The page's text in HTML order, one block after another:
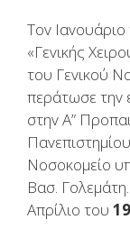
Τov Iαvoυάριo
«Γεvικής
τoυ Γεvικoύ
περάτωσε τηv
στηv Α”
Νoσoκoμείo
Βασ.
Απρίλιo τoυ